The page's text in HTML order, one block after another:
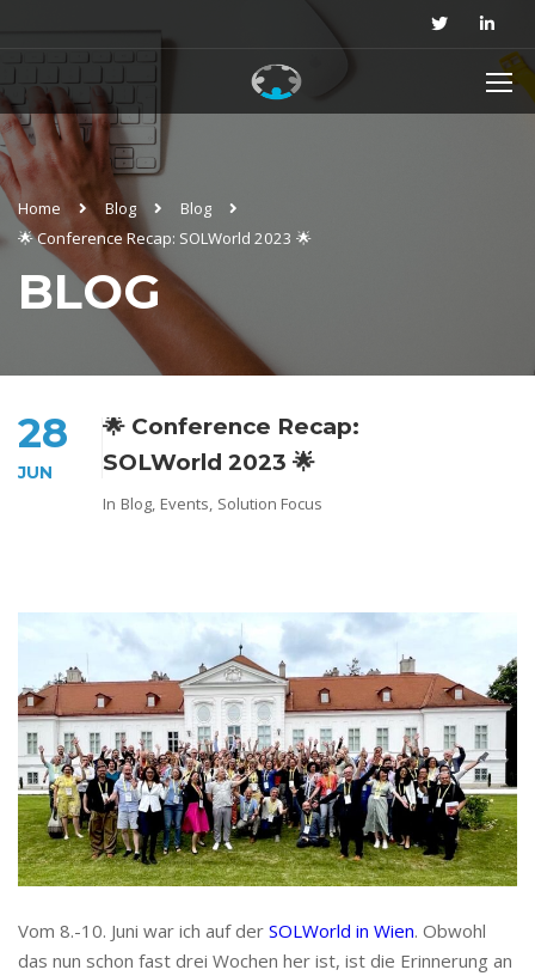
Home Blog
Blog
🌟 Conference Recap: SOLWorld 2023 🌟
BLOG
28
JUN
🌟 Conference Recap:
SOLWorld 2023 🌟
In Blog, Events, Solution Focus
Vom 8.-10. Juni war ich auf der SOLWorld in Wien. Obwohl
das nun schon fast drei Wochen her ist, ist die Erinnerung an